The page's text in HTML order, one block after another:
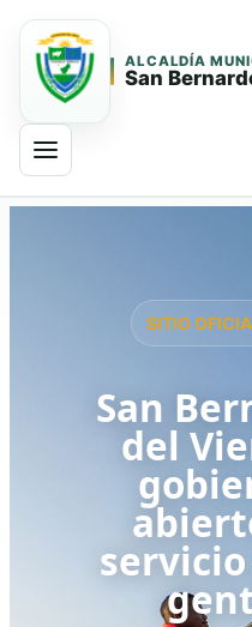
ALCALDÍA
San
SITIO
San
del